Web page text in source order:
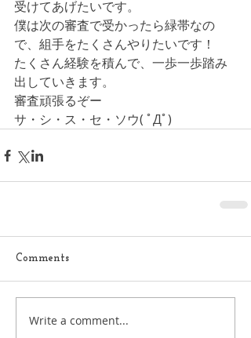
受けてあげたいです。
僕は次の審査で受かったら緑帯なの
で、組手をたくさんやりたいです！
たくさん経験を積んで、一歩一歩踏み
出していきます。
審査頑張るぞー
サ・シ・ス・セ・ソウ( ﾟДﾟ)
Comments
Write a comment...